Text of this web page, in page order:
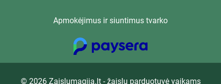
Apmokėjimus ir siuntimus tvarko
© 2026 Zaislumagija.lt - žaislų parduotuvė vaikams